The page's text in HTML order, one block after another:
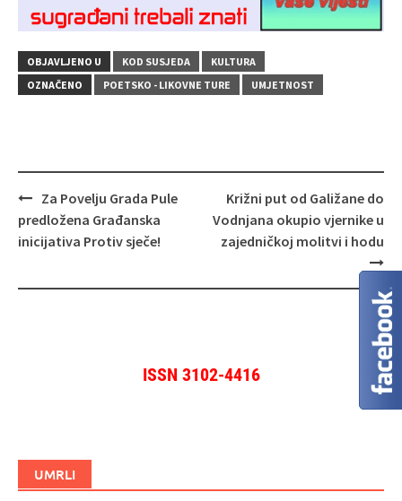
OBJAVLJENO U KOD SUSJEDA
KULTURA
OZNAČENO
POETSKO - LIKOVNE TURE UMJETNOST
Navigacija
objava
Za Povelju Grada Pule
predložena Građanska
inicijativa Protiv sječe!
Križni put od Galižane do
Vodnjana okupio vjernike u
zajedničkoj molitvi i hodu
ISSN 3102-4416
UMRLI